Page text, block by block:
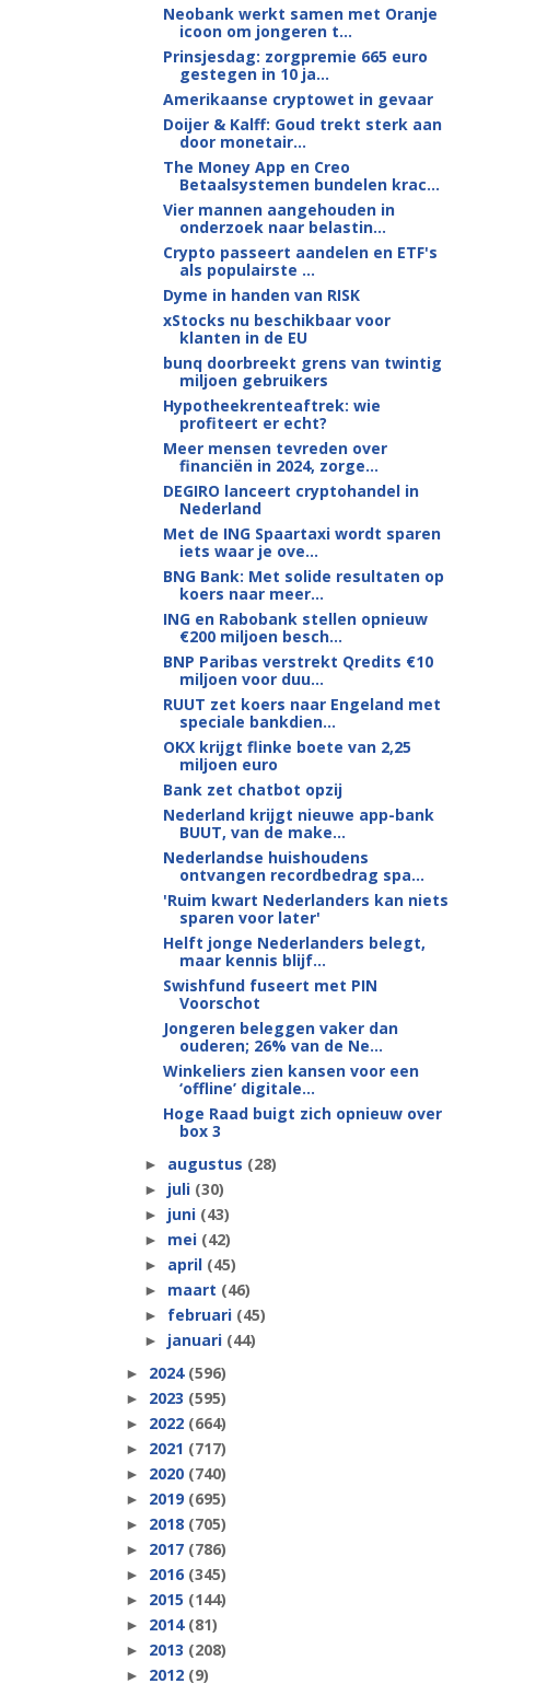
Neobank werkt samen met Oranje
icoon om jongeren t...
Prinsjesdag: zorgpremie 665 euro
gestegen in 10 ja...
Amerikaanse cryptowet in gevaar
Doijer & Kalff: Goud trekt sterk aan
door monetair...
The Money App en Creo
Betaalsystemen bundelen krac...
Vier mannen aangehouden in
onderzoek naar belastin...
Crypto passeert aandelen en ETF's
als populairste ...
Dyme in handen van RISK
xStocks nu beschikbaar voor
klanten in de EU
bunq doorbreekt grens van twintig
miljoen gebruikers
Hypotheekrenteaftrek: wie
profiteert er echt?
Meer mensen tevreden over
financiën in 2024, zorge...
DEGIRO lanceert cryptohandel in
Nederland
Met de ING Spaartaxi wordt sparen
iets waar je ove...
BNG Bank: Met solide resultaten op
koers naar meer...
ING en Rabobank stellen opnieuw
€200 miljoen besch...
BNP Paribas verstrekt Qredits €10
miljoen voor duu...
RUUT zet koers naar Engeland met
speciale bankdien...
OKX krijgt flinke boete van 2,25
miljoen euro
Bank zet chatbot opzij
Nederland krijgt nieuwe app-bank
BUUT, van de make...
Nederlandse huishoudens
ontvangen recordbedrag spa...
'Ruim kwart Nederlanders kan niets
sparen voor later'
Helft jonge Nederlanders belegt,
maar kennis blijf...
Swishfund fuseert met PIN
Voorschot
Jongeren beleggen vaker dan
ouderen; 26% van de Ne...
Winkeliers zien kansen voor een
‘offline’ digitale...
Hoge Raad buigt zich opnieuw over
box 3
► augustus (28)
► juli (30)
► juni (43)
► mei (42)
► april (45)
► maart (46)
► februari (45)
► januari (44)
► 2024 (596)
► 2023 (595)
► 2022 (664)
► 2021 (717)
► 2020 (740)
► 2019 (695)
► 2018 (705)
► 2017 (786)
► 2016 (345)
► 2015 (144)
► 2014 (81)
► 2013 (208)
► 2012 (9)